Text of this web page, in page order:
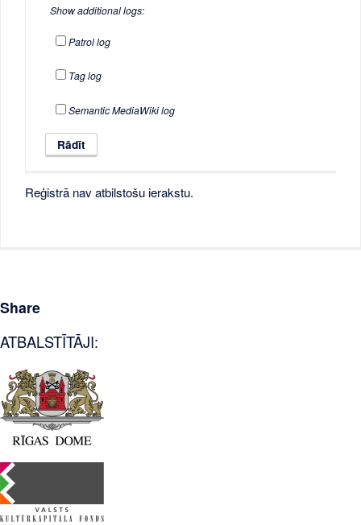
Show additional logs:
Patrol log
Tag log
Semantic MediaWiki log
Reģistrā nav atbilstošu ierakstu.
Share
ATBALSTĪTĀJI: